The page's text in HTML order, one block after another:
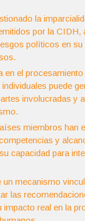
la
por la CIDH,
políticos en su
en el
puede
involucradas y
miembros han
y
capacidad para
un mecanismo
las
impacto real en la